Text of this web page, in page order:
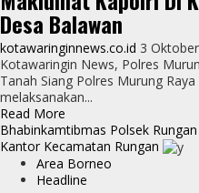
Desa Balawan
kotawaringinnews.co.id 3
Kotawaringin News, Polres
Tanah Siang Polres Murung
melaksanakan...
Read More
more
about
Cegah
Covid-
Bhabinkamtibmas Polsek
Kantor Kecamatan Rungan
Area Borneo
Headline